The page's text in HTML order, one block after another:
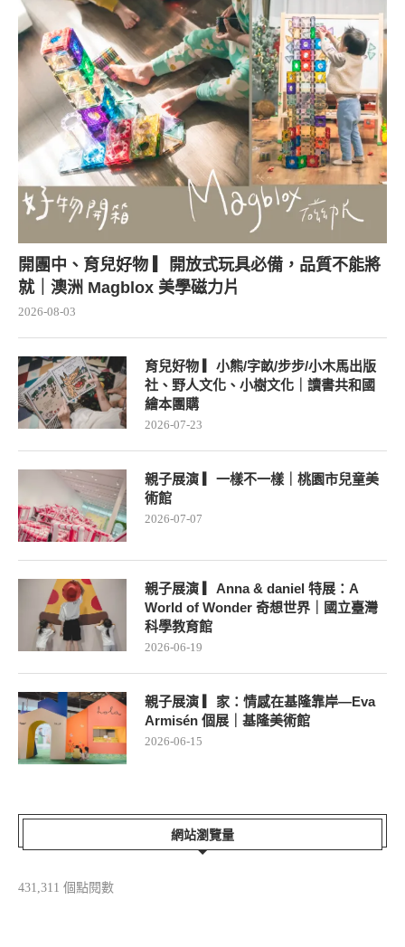
開團中、育兒好物 ▎開放式玩具必備，品質不能將
就｜澳洲 Magblox 美學磁力片
2026-08-03
育兒好物 ▎小熊/字畝/步步/小木馬出版
社、野人文化、小樹文化｜讀書共和國
繪本團購
2026-07-23
親子展演 ▎一樣不一樣｜桃園市兒童美
術館
2026-07-07
親子展演 ▎Anna & daniel 特展：A
World of Wonder 奇想世界｜國立臺灣
科學教育館
2026-06-19
親子展演 ▎家：情感在基隆靠岸—Eva
Armisén 個展｜基隆美術館
2026-06-15
網站瀏覽量
431,311 個點閱數